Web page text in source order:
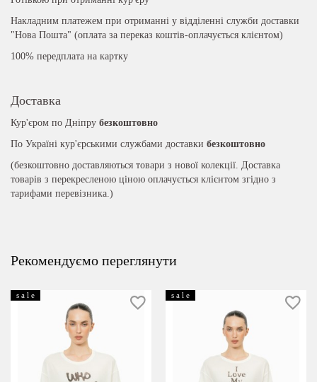
Накладним платежем при отриманні у відділенні служби доставки
"Нова Пошта" (оплата за переказ коштів-оплачується клієнтом)
100% передплата на картку
Доставка
Кур'єром по Дніпру безкоштовно
По Україні кур'єрськими службами доставки безкоштовно
(безкоштовно доставляються товари з нової колекції. Доставка
товарів з перекресленою ціною оплачується клієнтом згідно з
тарифами перевізника.)
Рекомендуємо переглянути
s a l e s a l e